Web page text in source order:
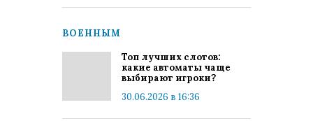
ВОЕННЫМ
Топ лучших слотов:
какие автоматы чаще
выбирают игроки?
30.06.2026 в 16:36